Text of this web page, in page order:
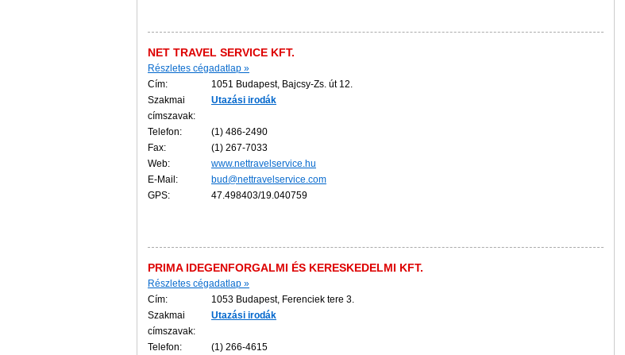
NET TRAVEL SERVICE KFT.
Részletes cégadatlap »
Cím:
1051 Budapest, Bajcsy-Zs. út 12.
Szakmai
címszavak:
Utazási irodák
Telefon:
(1) 486-2490
Fax:
(1) 267-7033
Web:
www.nettravelservice.hu
E-Mail:
bud@nettravelservice.com
GPS:
47.498403/19.040759
PRIMA IDEGENFORGALMI ÉS KERESKEDELMI KFT.
Részletes cégadatlap »
Cím:
1053 Budapest, Ferenciek tere 3.
Szakmai
címszavak:
Utazási irodák
Telefon: (1) 266-4615